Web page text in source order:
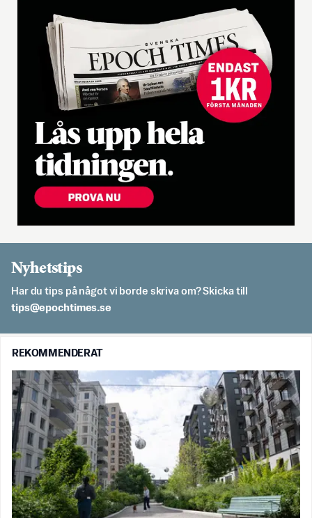
Nyhetstips
Har du tips på något vi borde skriva om? Skicka till
es.semithcope@spit
REKOMMENDERAT